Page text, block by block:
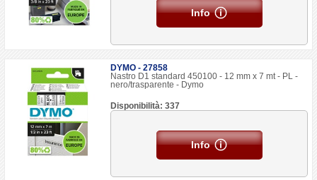
Info
DYMO - 27858
Nastro D1 standard 450100 - 12 mm x 7 mt - PL -
nero/trasparente - Dymo
Disponibilità: 337
Info